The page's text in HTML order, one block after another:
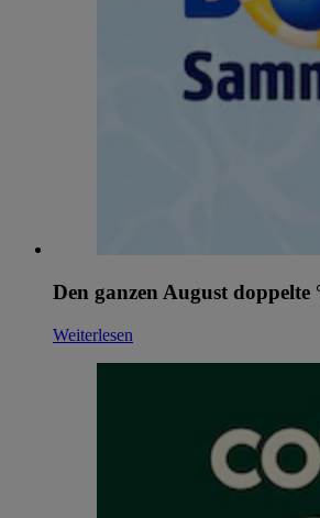
Den ganzen August doppelte
Weiterlesen